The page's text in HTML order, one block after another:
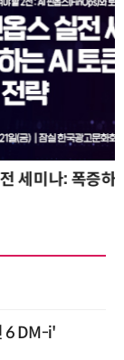
비용 관리 전략
6 DM-i'